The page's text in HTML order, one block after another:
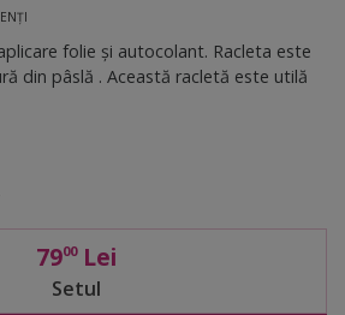
folie şi autocolant. Racleta este
din pâslă . Această racletă este utilă
7900Lei
Setul